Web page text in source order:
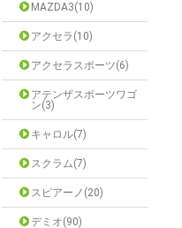
MAZDA3(10)
アクセラ(10)
アクセラスポーツ(6)
アテンザスポーツワゴ
ン(3)
キャロル(7)
スクラム(7)
スピアーノ(20)
デミオ(90)